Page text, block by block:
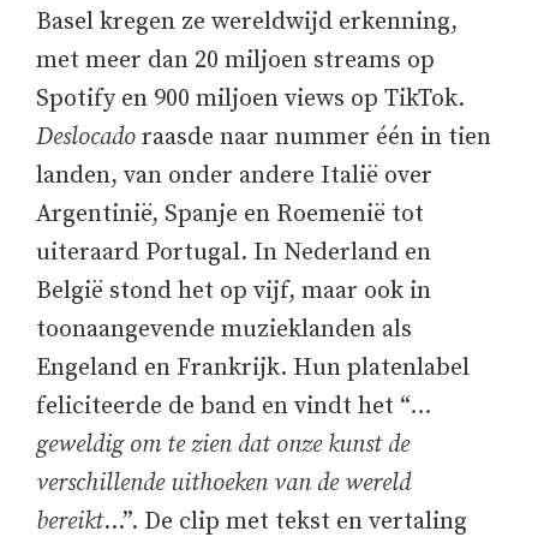
Basel kregen ze wereldwijd erkenning,
met meer dan 20 miljoen streams op
Spotify en 900 miljoen views op TikTok.
Deslocado raasde naar nummer één in tien
landen, van onder andere Italië over
Argentinië, Spanje en Roemenië tot
uiteraard Portugal. In Nederland en
België stond het op vijf, maar ook in
toonaangevende muzieklanden als
Engeland en Frankrijk. Hun platenlabel
feliciteerde de band en vindt het “…
geweldig om te zien dat onze kunst de
verschillende uithoeken van de wereld
bereikt…”. De clip met tekst en vertaling